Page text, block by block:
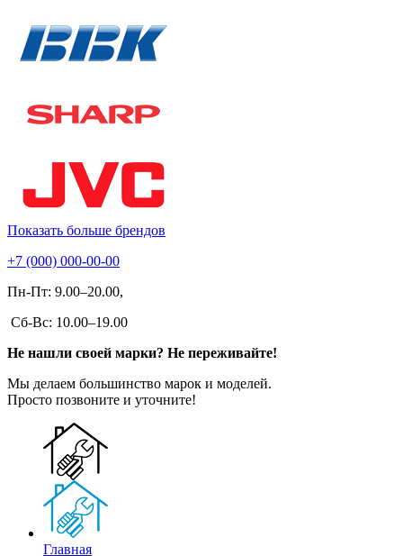
Показать больше брендов
+7 (000) 000-00-00
Пн-Пт: 9.00–20.00,
Сб-Вс: 10.00–19.00
Не нашли своей марки? Не переживайте!
Мы делаем большинство марок и моделей.
Просто позвоните и уточните!
Главная